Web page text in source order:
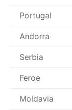
Portugal
Andorra
Serbia
Feroe
Moldavia